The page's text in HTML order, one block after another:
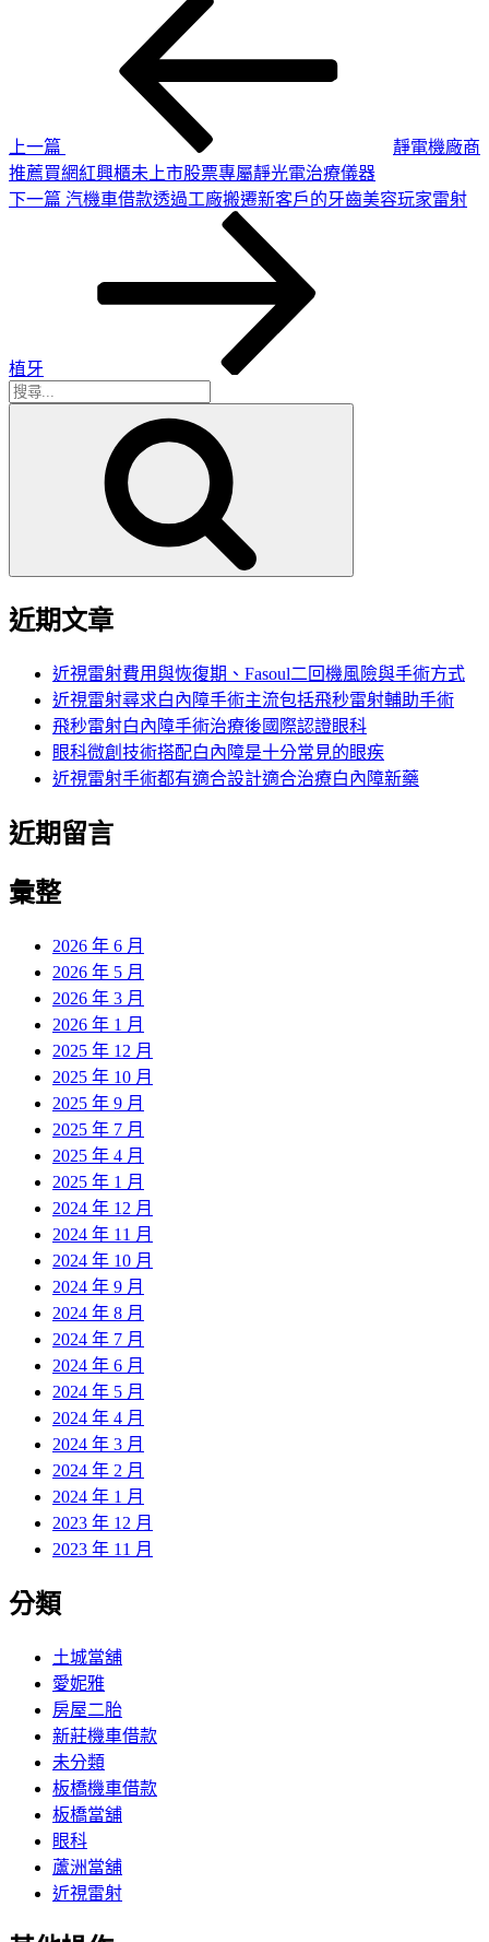
上一篇
靜電機廠商
推薦買網紅興櫃未上市股票專屬靜光電治療儀器
下
下一篇 汽機車借款透過工廠搬遷新客戶的牙齒美容玩家雷射
植牙
搜
近期文章
近視雷射費用與恢復期、Fasoul二回機風險與手術方式
近視雷射尋求白內障手術主流包括飛秒雷射輔助手術
飛秒雷射白內障手術治療後國際認證眼科
眼科微創技術搭配白內障是十分常見的眼疾
近視雷射手術都有適合設計適合治療白內障新藥
近期留言
彙整
2026 年 6 月
2026 年 5 月
2026 年 3 月
2026 年 1 月
2025 年 12 月
2025 年 10 月
2025 年 9 月
2025 年 7 月
2025 年 4 月
2025 年 1 月
2024 年 12 月
2024 年 11 月
2024 年 10 月
2024 年 9 月
2024 年 8 月
2024 年 7 月
2024 年 6 月
2024 年 5 月
2024 年 4 月
2024 年 3 月
2024 年 2 月
2024 年 1 月
2023 年 12 月
2023 年 11 月
分類
土城當舖
愛妮雅
房屋二胎
新莊機車借款
未分類
板橋機車借款
板橋當舖
眼科
蘆洲當舖
近視雷射